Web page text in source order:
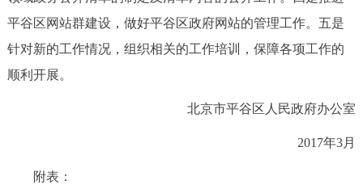
平谷区网站群建设，做好平谷区政府网站的管理工作。五是
针对新的工作情况，组织相关的工作培训，保障各项工作的
顺利开展。
北京市平谷区人民政府办公室
2017年3月
附表：